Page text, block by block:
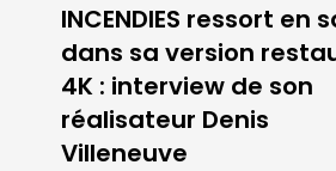
INCENDIES ressort en
dans sa version
4K : interview de son
réalisateur Denis
Villeneuve